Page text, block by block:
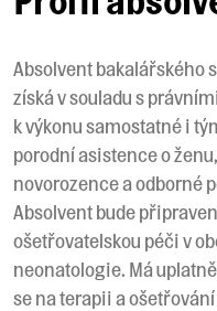
Absolvent bakalářského
získá v souladu s
k výkonu samostatné i
porodní asistence o
novorozence a odborné
Absolvent bude
ošetřovatelskou péči v
neonatologie. Má
se na terapii a